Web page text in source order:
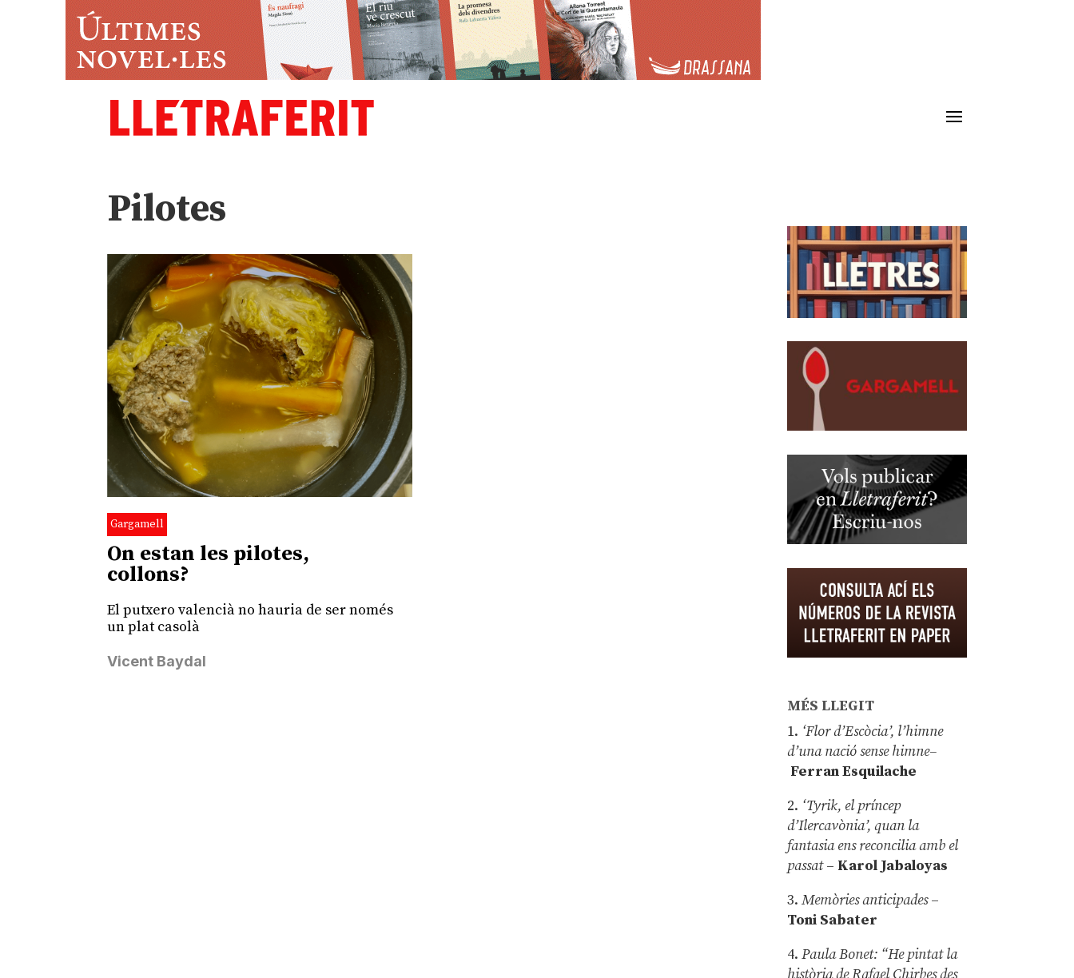
Pilotes
Gargamell
On estan les pilotes,
collons?
El putxero valencià no hauria de ser només
un plat casolà
Vicent Baydal
MÉS LLEGIT
1. ‘Flor d’Escòcia’, l’himne
d’una nació sense himne–
Ferran Esquilache
2. ‘Tyrik, el príncep
d’Ilercavònia’, quan la
fantasia ens reconcilia amb el
passat– Karol Jabaloyas
3.Memòries anticipades–
Toni Sabater
4.Paula Bonet: “He pintat la
història de Rafael Chirbes des